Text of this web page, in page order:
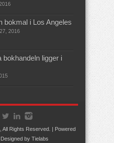
bokmal i Los Angeles
2016
bokhandeln ligger i
All Rights Reserved. | Powered
Designed by Tielabs